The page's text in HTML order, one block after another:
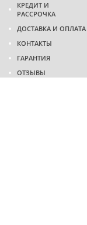
КРЕДИТ И
РАССРОЧКА
ДОСТАВКА И ОПЛАТА
КОНТАКТЫ
ГАРАНТИЯ
ОТЗЫВЫ